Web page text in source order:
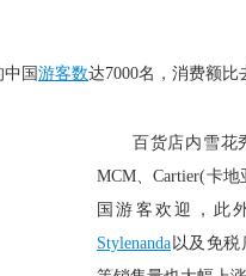
国 游客数达7000名，消费额比
百货店内雪花
MCM、Cartier(卡
国游客欢迎，此
Stylenanda 以及免